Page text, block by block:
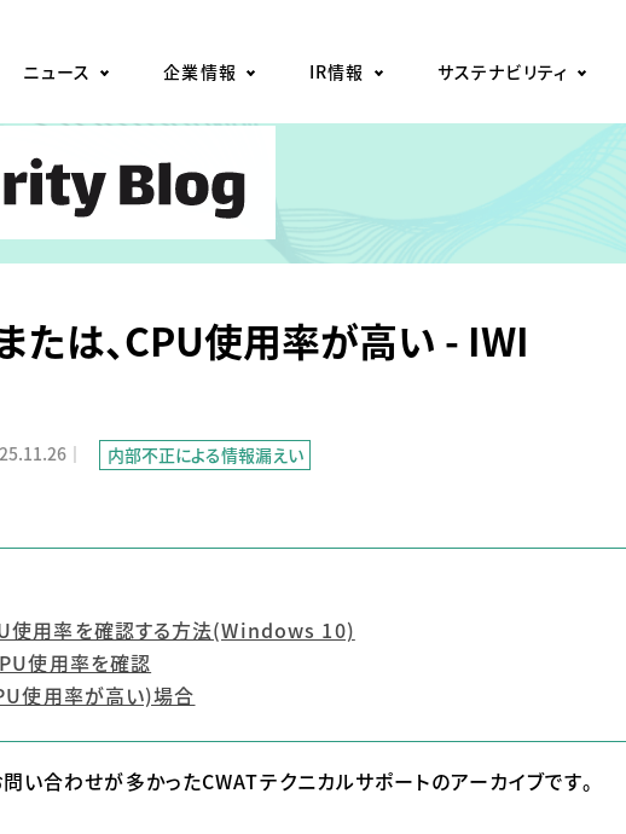
ニュース 企業情報 IR情報 サステナビリティ
たは、CPU使用率が高い - IWI
｜ 内部不正による情報漏えい
使用率を確認する方法(Windows 10)
使用率を確認
使用率が高い)場合
問い合わせが多かったCWATテクニカルサポートのアーカイブです。